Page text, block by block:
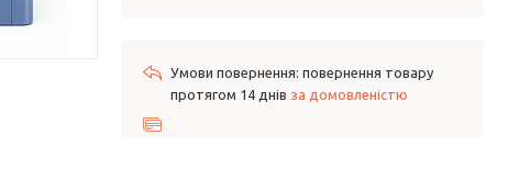
повернення товару
протягом 14 днів за домовленістю